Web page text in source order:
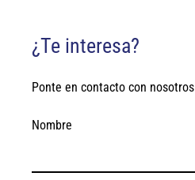
¿Te interesa?
Ponte en contacto con nosotros
Nombre